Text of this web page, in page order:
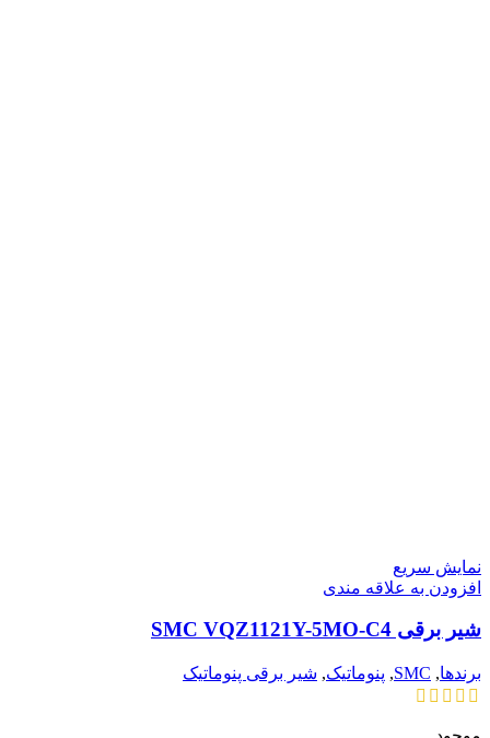
نمایش سریع
افزودن به علاقه مندی
شیر برقی SMC VQZ1121Y-5MO-C4
برندها,
SMC
, پنوماتیک, شیر برقی پنوماتیک